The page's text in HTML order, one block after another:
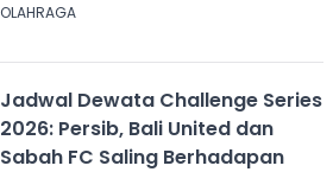
OLAHRAGA
Jadwal Dewata Challenge Series
2026: Persib, Bali United dan
Sabah FC Saling Berhadapan